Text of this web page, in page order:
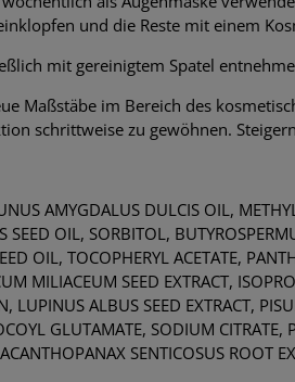
und die Reste mit einem
mit gereinigtem Spatel
Maßstäbe im Bereich des
schrittweise zu gewöhnen.
AMYGDALUS DULCIS OIL,
OIL, SORBITOL,
OIL, TOCOPHERYL ACETATE,
MILIACEUM SEED EXTRACT,
LUPINUS ALBUS SEED EXTRACT,
GLUTAMATE, SODIUM
SENTICOSUS ROOT